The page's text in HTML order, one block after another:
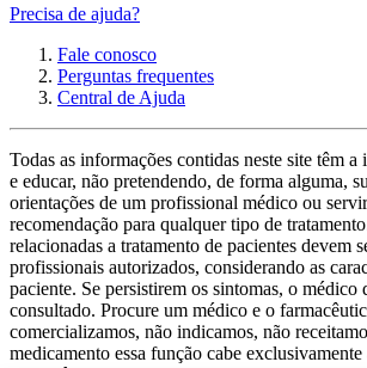
Precisa de ajuda?
Fale conosco
Perguntas frequentes
Central de Ajuda
Todas as informações contidas neste site têm
e educar, não pretendendo, de forma alguma,
orientações de um profissional médico ou
recomendação para qualquer tipo de
relacionadas a tratamento de pacientes devem
profissionais autorizados, considerando as
paciente. Se persistirem os sintomas, o médico
consultado. Procure um médico e o
comercializamos, não indicamos, não
medicamento essa função cabe exclusivamente